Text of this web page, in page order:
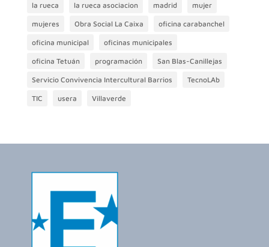
la rueca la rueca asociacion madrid mujer
mujeres Obra Social La Caixa oficina carabanchel
oficina municipal oficinas municipales
oficina Tetuán programación San Blas-Canillejas
Servicio Convivencia Intercultural Barrios TecnoLAb
TIC usera Villaverde